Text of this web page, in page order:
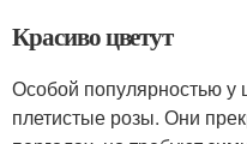
Красиво цветут
Особой популярностью у
плетистые розы. Они